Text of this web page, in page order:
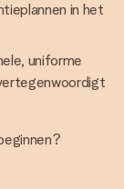
in het
uniforme